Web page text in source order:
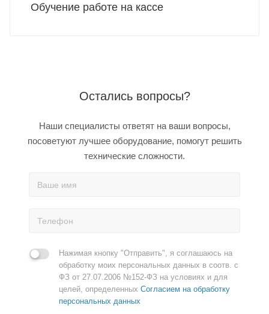
Обучение работе на кассе
Остались вопросы?
Наши специалисты ответят на ваши вопросы,
посоветуют лучшее оборудование, помогут решить
технические сложности.
Нажимая кнопку "Отправить", я соглашаюсь на
обработку моих персональных данных в соотв. с
ФЗ от 27.07.2006 №152-ФЗ на условиях и для
целей, определенных Согласием на обработку
персональных данных